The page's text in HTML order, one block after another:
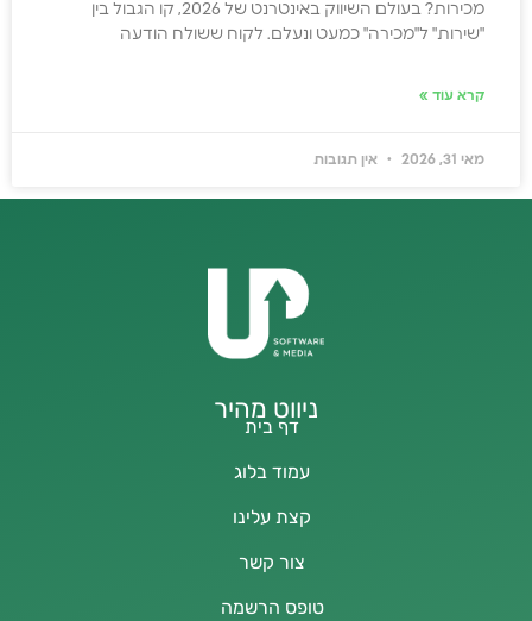
מכירות? בעולם השיווק באינטרנט של 2026, קו הגבול בין
"שירות" ל"מכירה" כמעט ונעלם. לקוח ששולח הודעה
קרא עוד »
מאי 31, 2026 אין תגובות
ניווט מהיר
דף בית
עמוד בלוג
קצת עלינו
צור קשר
טופס הרשמה